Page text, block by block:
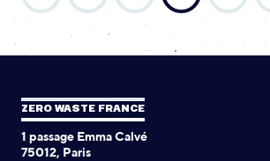
ZERO WASTE FRANCE
1 passage Emma Calvé
75012, Paris